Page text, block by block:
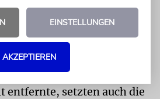
im Monat Nissan nicht
wird geschildert, wie
und nachts eine
des Ewigen am
Immer wenn die Wolke
entfernte, setzten auch die
EINSTELLUNGEN
AKZEPTIEREN